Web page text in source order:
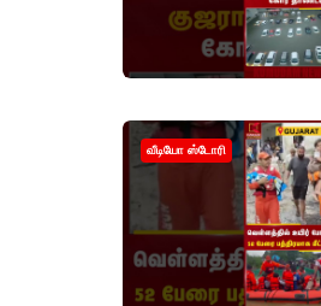
வீடியோ ஸ்டோரி